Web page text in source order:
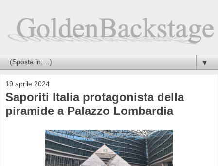
▼
19 aprile 2024
Saporiti Italia protagonista della
piramide a Palazzo Lombardia